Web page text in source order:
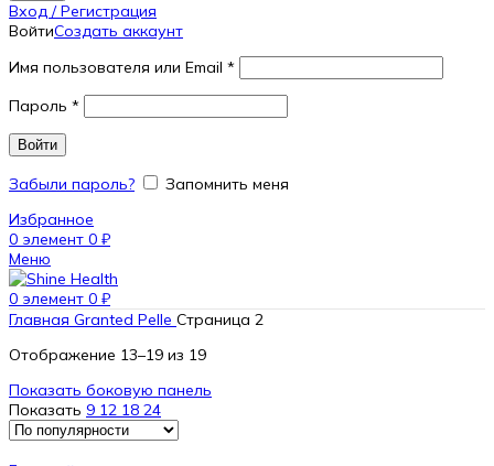
Вход / Регистрация
ВойтиСоздать аккаунт
Имя пользователя или Email *
Пароль *
Войти
Забыли пароль?
Запомнить меня
Избранное
0 элемент 0 ₽
Меню
0 элемент 0 ₽
Главная Granted Pelle Страница 2
Отображение 13–19 из 19
Показать боковую панель
Показать 9 12 18 24